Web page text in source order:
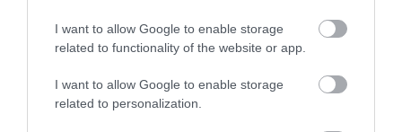
I want to allow Google to enable storage
related to functionality of the website or app.
I want to allow Google to enable storage
related to personalization.
Εύβοια: Σήμερα το τελευταίο
αντίο στον 37χρονο που έχασε τη
αγριογούρουνο
44χρονος για τη φωτιά
στη Κεφαλονιά
Έρχεται ισχυρό κύμα
ζέστης: Πότε η